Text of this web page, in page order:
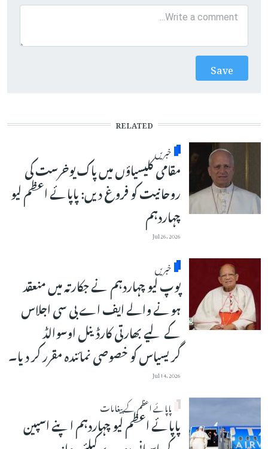
RELATED
خبریں
مقامی کلیسیاؤں میں پاک یوخرست کی
روحانیت کو فروغ دیں: پاپائے اعظم لیو
چہاردہم
Jul 26, 2026
خبریں
پوپ لیو چہاردہم نے جکارتہ میں منعقد
ہونے والے ایف اے بی سی اجلاس
کے لیے بھارتی کارڈینل اوسوالڈ
گریسیاس کو خصوصی نمائندہ مقرر کر دیا۔
Jul 14, 2026
پاپائے اعظم کے پیغامات
پاپائے اعظم لیو چہاردہم اپنے اسپین